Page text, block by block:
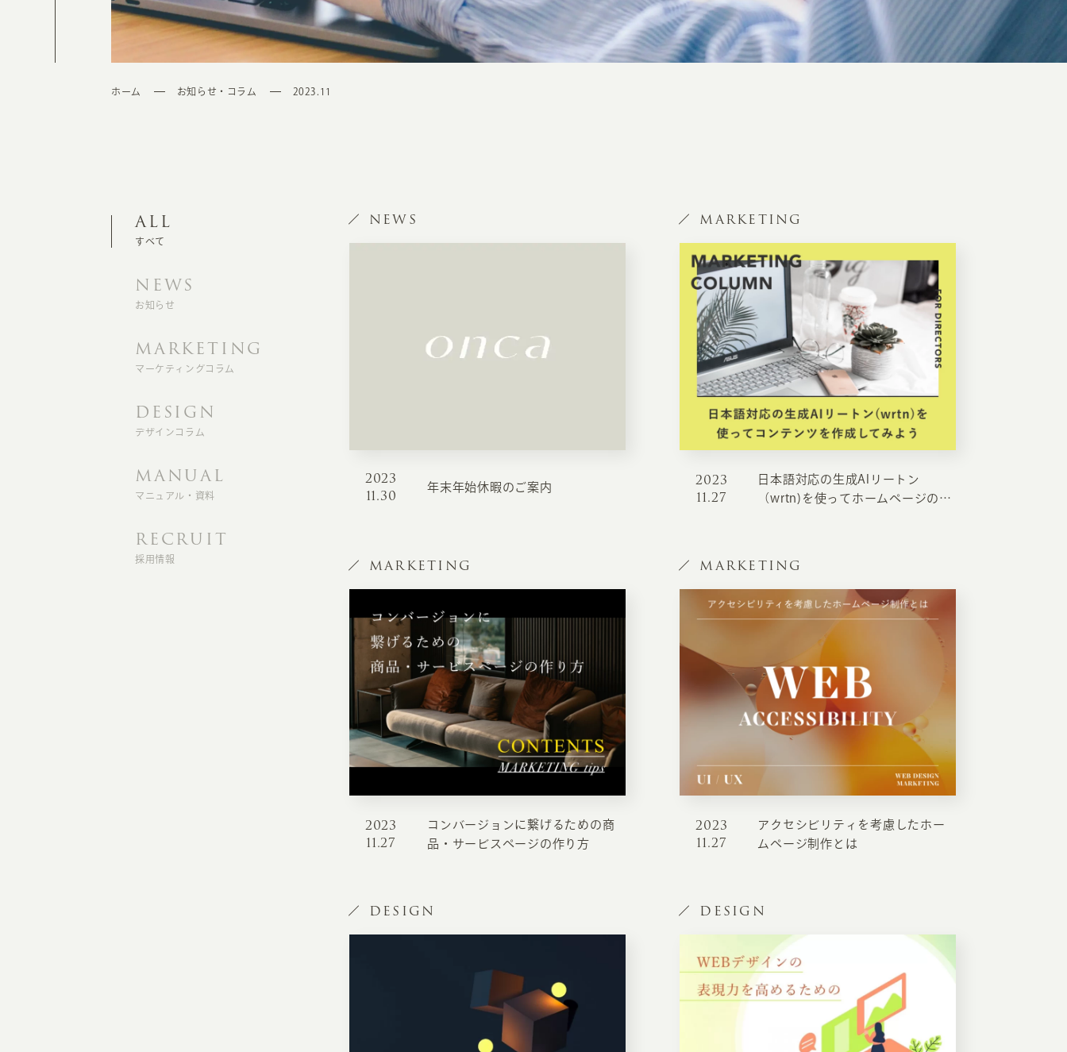
INFORMATION
制作実績
ホームページ集客の重要性
お客様の声
ホームページ制作の流れ
お知らせ・コラム
CREATION
クライアント専属チームによる戦略会議
WEB専門のライターがすべての原稿を執筆
コンバージョン率・UI/UXを高めるデザイン
最新かつ正しい方法のSEO対策
あらゆる閲覧環境を想定したレスポンシブデザイン
ホーム お知らせ・コラム 2023.11
ALL
すべて
NEWS
お知らせ
MARKETING
マーケティングコラム
DESIGN
デザインコラム
MANUAL
マニュアル・資料
RECRUIT
採用情報
NEWS
2023
11.30
年末年始休暇のご案内
MARKETING
2023
11.27
日本語対応の生成AIリートン
（wrtn)を使ってホームページのコ
MARKETING
2023
11.27
コンバージョンに繋げるための商
品・サービスページの作り方
MARKETING
2023
11.27
アクセシビリティを考慮したホー
ムページ制作とは
DESIGN DESIGN